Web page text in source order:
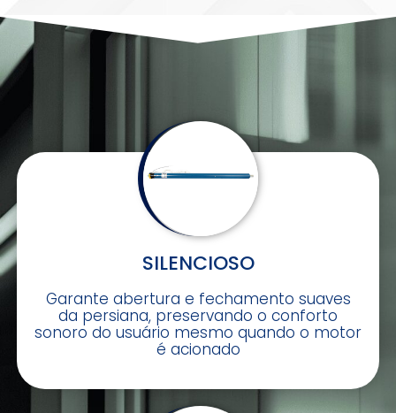
SILENCIOSO
Garante abertura e fechamento suaves
da persiana, preservando o conforto
sonoro do usuário mesmo quando o motor
é acionado